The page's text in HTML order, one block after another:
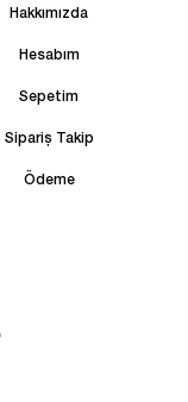
Hakkımızda
Hesabım
Sepetim
Sipariş Takip
Ödeme